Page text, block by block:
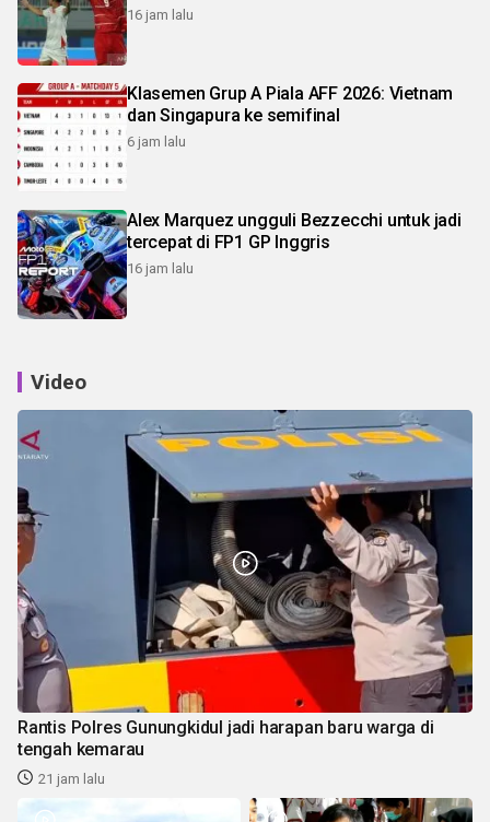
16 jam lalu
Klasemen Grup A Piala AFF 2026: Vietnam
dan Singapura ke semifinal
6 jam lalu
Alex Marquez ungguli Bezzecchi untuk jadi
tercepat di FP1 GP Inggris
16 jam lalu
Video
Rantis Polres Gunungkidul jadi harapan baru warga di
tengah kemarau
21 jam lalu